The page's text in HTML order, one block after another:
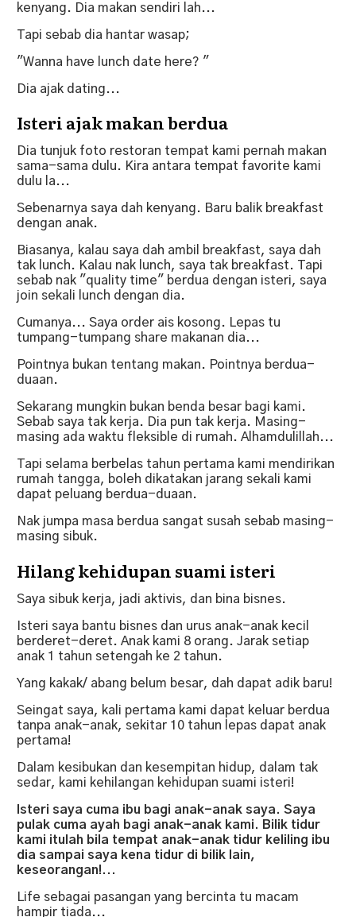
kenyang. Dia makan sendiri lah...
Tapi sebab dia hantar wasap;
"Wanna have lunch date here? "
Dia ajak dating...
Isteri ajak makan berdua
Dia tunjuk foto restoran tempat kami pernah makan
sama-sama dulu. Kira antara tempat favorite kami
dulu la...
Sebenarnya saya dah kenyang. Baru balik breakfast
dengan anak.
Biasanya, kalau saya dah ambil breakfast, saya dah
tak lunch. Kalau nak lunch, saya tak breakfast. Tapi
sebab nak "quality time" berdua dengan isteri, saya
join sekali lunch dengan dia.
Cumanya... Saya order ais kosong. Lepas tu
tumpang-tumpang share makanan dia...
Pointnya bukan tentang makan. Pointnya berdua-
duaan.
Sekarang mungkin bukan benda besar bagi kami.
Sebab saya tak kerja. Dia pun tak kerja. Masing-
masing ada waktu fleksible di rumah. Alhamdulillah...
Tapi selama berbelas tahun pertama kami mendirikan
rumah tangga, boleh dikatakan jarang sekali kami
dapat peluang berdua-duaan.
Nak jumpa masa berdua sangat susah sebab masing-
masing sibuk.
Hilang kehidupan suami isteri
Saya sibuk kerja, jadi aktivis, dan bina bisnes.
Isteri saya bantu bisnes dan urus anak-anak kecil
berderet-deret. Anak kami 8 orang. Jarak setiap
anak 1 tahun setengah ke 2 tahun.
Yang kakak/ abang belum besar, dah dapat adik baru!
Seingat saya, kali pertama kami dapat keluar berdua
tanpa anak-anak, sekitar 10 tahun lepas dapat anak
pertama!
Dalam kesibukan dan kesempitan hidup, dalam tak
sedar, kami kehilangan kehidupan suami isteri!
Isteri saya cuma ibu bagi anak-anak saya. Saya
pulak cuma ayah bagi anak-anak kami. Bilik tidur
kami itulah bila tempat anak-anak tidur keliling ibu
dia sampai saya kena tidur di bilik lain,
keseorangan!...
Life sebagai pasangan yang bercinta tu macam
hampir tiada...